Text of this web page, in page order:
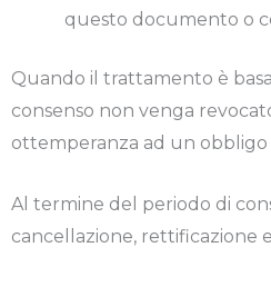
questo documento o
Quando il trattamento è
consenso non venga
ottemperanza ad un
Al termine del periodo di
cancellazione, rettificazione